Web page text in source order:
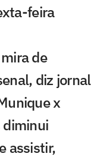
feira
de
diz jornal
x
diminui
assistir,